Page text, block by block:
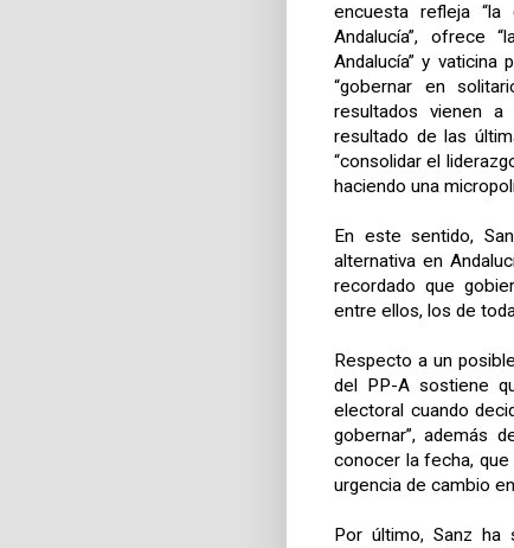
encuesta refleja
Andalucía”, ofrece
Andalucía” y vaticina
“gobernar en
resultados vienen a
resultado de las
“consolidar el
haciendo una
En este sentido,
alternativa en
recordado que
entre ellos, los de
Respecto a un
del PP-A sostiene
electoral cuando
gobernar”, además
conocer la fecha, que
urgencia de cambio en
Por último, Sanz